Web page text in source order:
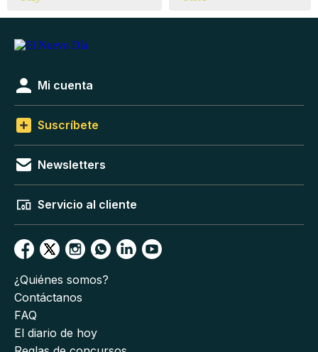
Mi cuenta
Suscríbete
Newsletters
Servicio al cliente
¿Quiénes somos?
Contáctanos
FAQ
El diario de hoy